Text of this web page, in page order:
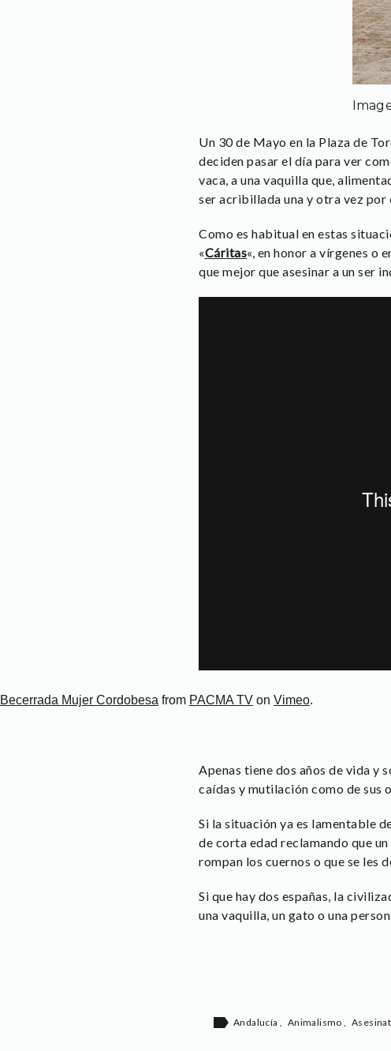
Un 30 de Mayo en la Plaza de
deciden pasar el día para ver
vaca, a una vaquilla que,
ser acribillada una y otra vez por
Como es habitual en estas
«Cáritas«, en honor a vírgenes o
que mejor que asesinar a un ser
Becerrada Mujer Cordobesa from PACMA TV on Vimeo.
Apenas tiene dos años de vida y
caídas y mutilación como de sus
Si la situación ya es lamentable
de corta edad reclamando que
rompan los cuernos o que se les
Si que hay dos españas, la
una vaquilla, un gato o una
label Andalucía, Animalismo,